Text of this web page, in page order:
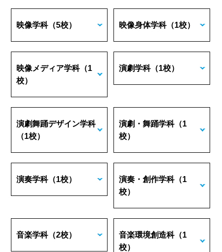
映像学科（5校） 映像身体学科（1校）
映像メディア学科（1
校）
演劇学科（1校）
演劇舞踊デザイン学科
（1校）
演劇・舞踊学科（1
校）
演奏学科（1校） 演奏・創作学科（1
校）
音楽学科（2校） 音楽環境創造科（1
校）